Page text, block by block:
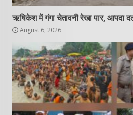
ऋषिकेश में गंगा चेतावनी रेखा पार, आपदा
August 6, 2026